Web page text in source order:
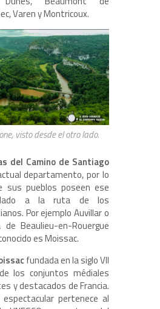
Varen y Montricoux.
visto desde el otro lado.
del Camino de Santiago
departamento, por lo
sus pueblos poseen ese
a la ruta de los
Por ejemplo Auvillar o
Beaulieu-en-Rouergue
es Moissac.
fundada en la siglo VII
los conjuntos médiales
y destacados de Francia.
pertenece al